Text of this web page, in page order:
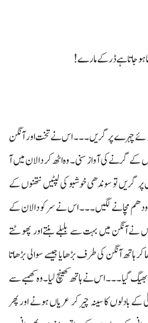
جاتا ہے ڈر کے مارے!
چہرے پر گریں۔۔۔ اس نے تخت اور آنگن
کے گرنے کی آواز سنی۔ وہ اٹھ کر دالان میں آ
گریں تو سوندھی خوشبو کی لپٹیں نتھنوں کے
مچانے لگیں۔۔۔ اس نے سر کو دالان کے
اس نے آنگن میں بہت سے بلبلے بنتے اور پھوٹتے
آنگن کی طرف بڑھایا جیسے سوالی بڑھاتا
گیا۔۔۔ اس نے ہاتھ کھینچ لیا۔ وہ کھمبے سے
بادلوں کا سینہ چیر کر عریاں ہونے اور پھر